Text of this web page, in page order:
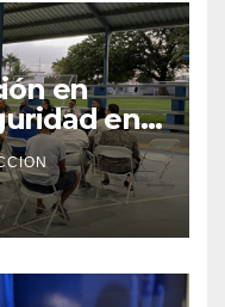
en
en